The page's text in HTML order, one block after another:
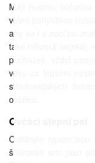
Mají hustou,
velmi pohyblivou
aby se i v noci po-
také některá asijská)
pocházejí, vždyť
věky za lepšími
středoasijských
ovčáků.
Ovčáci stepní psi
Odlišným typem
šňůrovitá srst jako